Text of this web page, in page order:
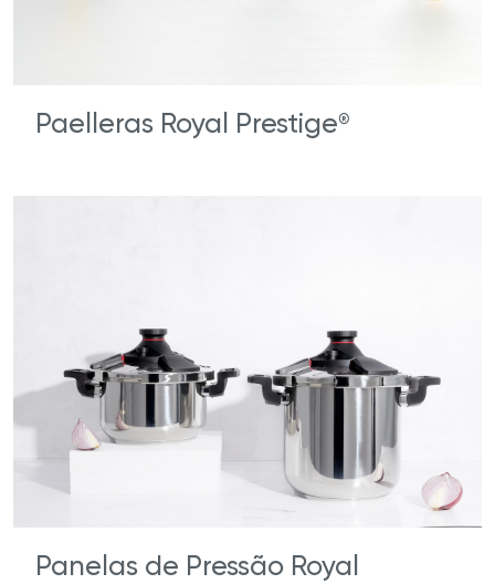
Paelleras Royal Prestige®
Panelas de Pressão Royal